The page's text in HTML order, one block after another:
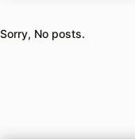
Sorry, No posts.